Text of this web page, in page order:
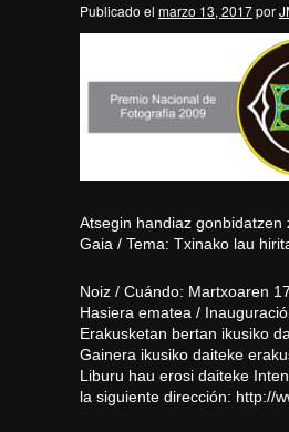
Publicado el marzo 13, 2017por
Atsegin handiaz
Gaia / Tema: Txinako lau
Noiz / Cuándo: Martxoaren
Hasiera ematea /
Erakusketan bertan ikusiko
Gainera ikusiko daiteke
Liburu hau erosi daiteke
la siguiente dirección: http://